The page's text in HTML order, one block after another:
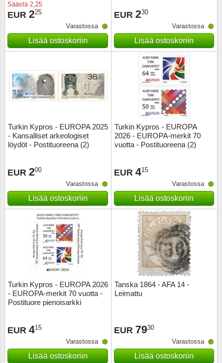
Säästä 2,25
EUR 225
Varastossa
Lisää ostoskoriin
EUR 230
Varastossa
Lisää ostoskoriin
Turkin Kypros - EUROPA 2025
- Kansalliset arkeologiset
löydöt - Postituoreena (2)
EUR 200
Varastossa
Lisää ostoskoriin
Turkin Kypros - EUROPA
2026 - EUROPA-merkit 70
vuotta - Postituoreena (2)
EUR 415
Varastossa
Lisää ostoskoriin
Turkin Kypros - EUROPA 2026
- EUROPA-merkit 70 vuotta -
Postituore pienoisarkki
EUR 415
Varastossa
Lisää ostoskoriin
Tanska 1864 - AFA 14 -
Leimattu
EUR 7930
Varastossa
Lisää ostoskoriin